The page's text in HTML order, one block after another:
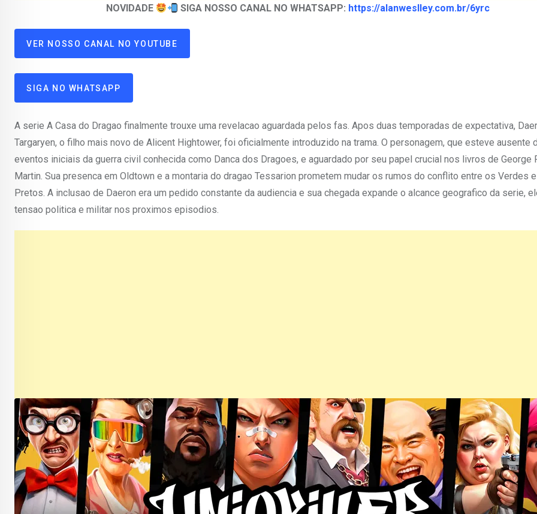
NOVIDADE SIGA NOSSO CANAL NO WHATSAPP: https://alanweslley.com.br/6yrc
VER NOSSO CANAL NO YOUTUBE
SIGA NO WHATSAPP
A serie A Casa do Dragao finalmente trouxe uma revelacao aguardada pelos fas. Apos duas temporadas de expectativa,
Targaryen, o filho mais novo de Alicent Hightower, foi oficialmente introduzido na trama. O personagem, que esteve ausente
eventos iniciais da guerra civil conhecida como Danca dos Dragoes, e aguardado por seu papel crucial nos livros de George
Martin. Sua presenca em Oldtown e a montaria do dragao Tessarion prometem mudar os rumos do conflito entre os Verdes
Pretos. A inclusao de Daeron era um pedido constante da audiencia e sua chegada expande o alcance geografico da serie,
tensao politica e militar nos proximos episodios.